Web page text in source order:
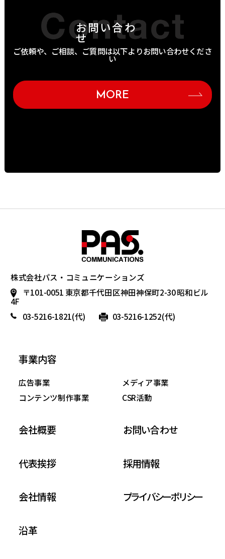
お問い合わ
せ
ご依頼や、ご相談、ご質問は以下よりお問い合わせくださ
い
MORE
株式会社パス・コミュニケーションズ
〒101-0051 東京都千代田区神田神保町2-30 昭和ビル
4F
03-5216-1821(代) 03-5216-1252(代)
事業内容
広告事業
メディア事業
コンテンツ制作事業
CSR活動
会社概要
代表挨拶
会社情報
沿革
お問い合わせ
採用情報
プライバシーポリシー